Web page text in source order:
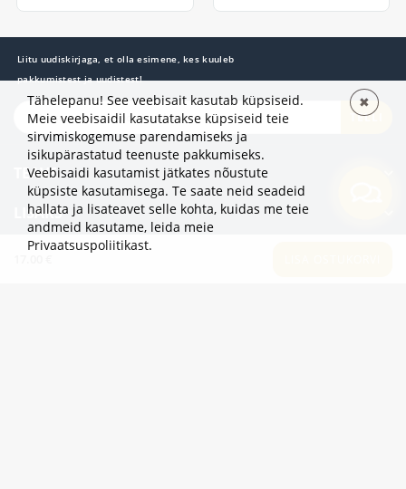
Liitu uudiskirjaga, et olla esimene, kes kuuleb
pakkumistest ja uudistest!
TELLI
TEAVE
LISAKS
KATEGOORIAD
Tähelepanu! See veebisait kasutab küpsiseid.
Meie veebisaidil kasutatakse küpsiseid teie
sirvimiskogemuse parendamiseks ja
isikupärastatud teenuste pakkumiseks.
Veebisaidi kasutamist jätkates nõustute
küpsiste kasutamisega. Te saate neid seadeid
hallata ja lisateavet selle kohta, kuidas me teie
andmeid kasutame, leida meie
Privaatsuspoliitikast.
✖